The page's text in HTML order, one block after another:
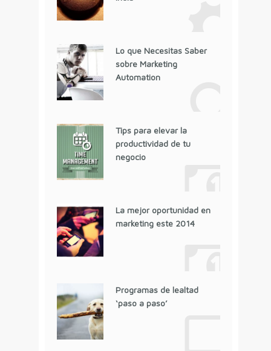
Lo que Necesitas Saber
sobre Marketing
Automation
Tips para elevar la
productividad de tu
negocio
La mejor oportunidad en
marketing este 2014
Programas de lealtad
‘paso a paso’